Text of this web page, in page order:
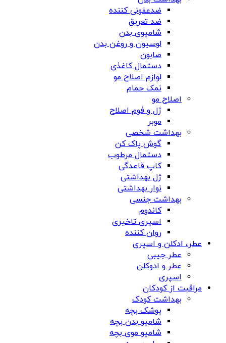
ضدعفونی کننده
ضد تعریق
شامپوی بدن
لوسیون و روغن بدن
صابون
دستمال کاغذی
لوازم اصلاح مو
نمک حمام
اصلاح مو
ژل و فوم اصلاح
موبر
بهداشت شخصی
گوش پاک کن
دستمال مرطوب
کاپ قاعدگی
ژل بهداشتی
نوار بهداشتی
بهداشت جنسی
کاندوم
اسپری تاخیری
روان کننده
عطر، ادکلن و اسپری
عطر جیبی
عطر و ادوکلن
اسپری
مراقبت از کودکان
بهداشت کودک
پوشک بچه
شامپو بدن بچه
شامپو موی بچه